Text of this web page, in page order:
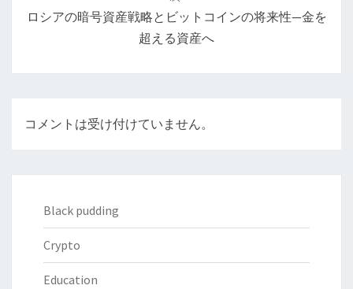
ロシアの暗号資産戦略とビットコインの将来性—金を
超える資産へ
コメントは受け付けていません。
Black pudding
Crypto
Education